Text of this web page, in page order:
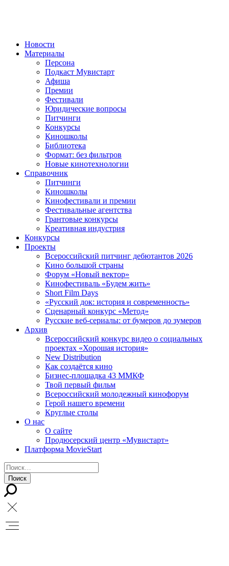
Новости
Материалы
Персона
Подкаст Мувистарт
Афиша
Премии
Фестивали
Юридические вопросы
Питчинги
Конкурсы
Киношколы
Библиотека
Формат: без фильтров
Новые кинотехнологии
Справочник
Питчинги
Киношколы
Кинофестивали и премии
Фестивальные агентства
Грантовые конкурсы
Креативная индустрия
Конкурсы
Проекты
Всероссийский питчинг дебютантов 2026
Кино большой страны
Форум «Новый вектор»
Кинофестиваль «Будем жить»
Short Film Days
«Русский док: история и современность»
Сценарный конкурс «Метод»
Русские веб-сериалы: от бумеров до зумеров
Архив
Всероссийский конкурс видео о социальных
проектах «Хорошая история»
New Distribution
Как создаётся кино
Бизнес-площадка 43 ММКФ
Твой первый фильм
Всероссийский молодежный кинофорум
Герой нашего времени
Круглые столы
О нас
О сайте
Продюсерский центр «Мувистарт»
Платформа MovieStart